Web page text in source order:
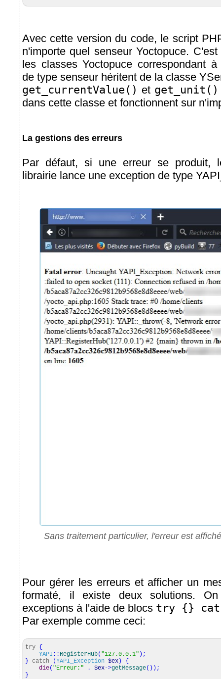
Avec cette version du code, le script
n'importe quel senseur Yoctopuce.
les classes Yoctopuce correspondant
de type senseur héritent de la classe
get_currentValue() et get_unit()
dans cette classe et fonctionnent sur
La gestions des erreurs
Par défaut, si une erreur se produit,
librairie lance une exception de type
Sans traitement particulier, l'erreur est
Pour gérer les erreurs et afficher un
formaté, il existe deux solutions.
exceptions à l'aide de blocs try {}
Par exemple comme ceci:
try {
YAPI :: RegisterHub( "127.0.0.1" ) ;
} catch (YAPI_Exception $ex )
{
die( "Erreur:" . $ex->getMessage( ) ) ;
}